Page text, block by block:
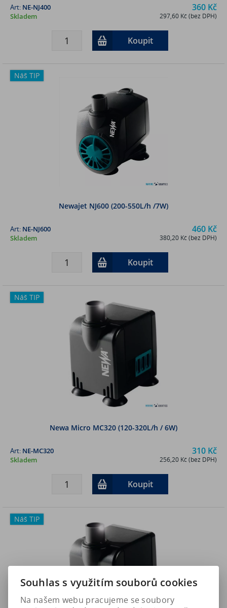
360 Kč
297,60 Kč (bez DPH)
Art: NE-NJ400
Skladem
Koupit
Náš TIP
Newajet NJ600 (200-550L/h /7W)
460 Kč
380,20 Kč (bez DPH)
Art: NE-NJ600
Skladem
Koupit
Náš TIP
Newa Micro MC320 (120-320L/h / 6W)
310 Kč
256,20 Kč (bez DPH)
Art: NE-MC320
Skladem
Koupit
Náš TIP
Souhlas s využitím souborů cookies
Na našem webu pracujeme se soubory